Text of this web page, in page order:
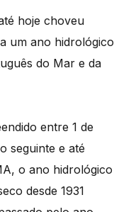
hoje choveu
um ano hidrológico
do Mar e da
entre 1 de
seguinte e até
o ano hidrológico
desde 1931